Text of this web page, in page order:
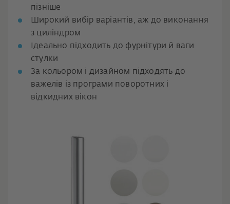
пізніше
Широкий вибір варіантів, аж до виконання
з циліндром
Ідеально підходить до фурнітури й ваги
стулки
За кольором і дизайном підходять до
важелів із програми поворотних і
відкидних вікон